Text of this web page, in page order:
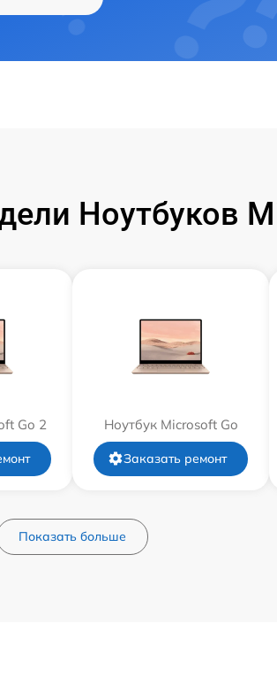
Ноутбуков
Go 2 Ноутбук Microsoft Go
Заказать ремонт
Показать больше